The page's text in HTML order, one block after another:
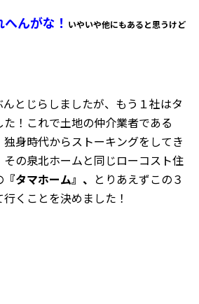
んがな！ いやいや他にもあると思うけど
とじらしましたが、もう１社はタ
！これで土地の仲介業者である
独身時代からストーキングをしてき
その泉北ホームと同じローコスト住
『タマホーム』、 とりあえずこの３
くことを決めました！